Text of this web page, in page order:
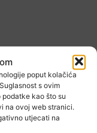
poput kolačića
s ovim
kao što su
na ovoj web stranici.
utjecati na
članak
Mlinar predstavlja
z
srca“